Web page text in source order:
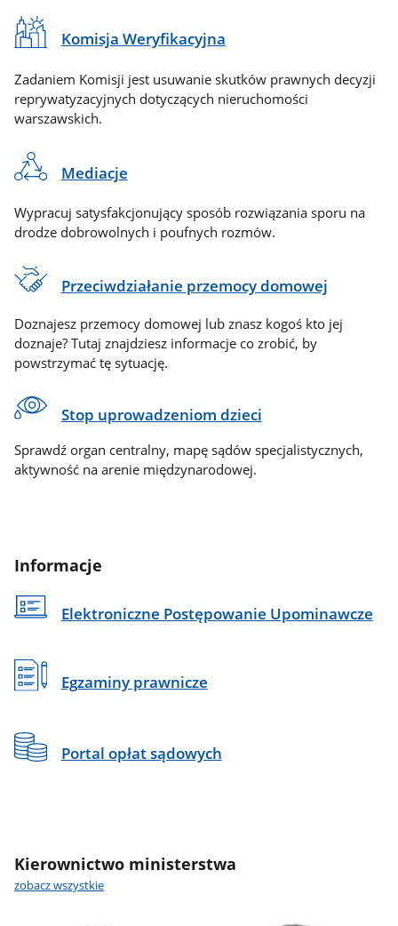
Komisja Weryfikacyjna
Zadaniem Komisji jest usuwanie skutków prawnych decyzji
reprywatyzacyjnych dotyczących nieruchomości
warszawskich.
Mediacje
Wypracuj satysfakcjonujący sposób rozwiązania sporu na
drodze dobrowolnych i poufnych rozmów.
Przeciwdziałanie przemocy domowej
Doznajesz przemocy domowej lub znasz kogoś kto jej
doznaje? Tutaj znajdziesz informacje co zrobić, by
powstrzymać tę sytuację.
Stop uprowadzeniom dzieci
Sprawdź organ centralny, mapę sądów specjalistycznych,
aktywność na arenie międzynarodowej.
Informacje
Elektroniczne Postępowanie Upominawcze
Egzaminy prawnicze
Portal opłat sądowych
Kierownictwo ministerstwa
zobacz wszystkie